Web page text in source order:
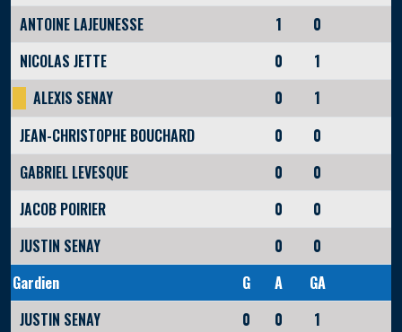
ANTOINE LAJEUNESSE
1
0
NICOLAS JETTE
0
1
ALEXIS SENAY
0
1
JEAN-CHRISTOPHE BOUCHARD
0
0
GABRIEL LEVESQUE
0
0
JACOB POIRIER
0
0
JUSTIN SENAY
0
0
Gardien
G A
GA
JUSTIN SENAY
0 0 1